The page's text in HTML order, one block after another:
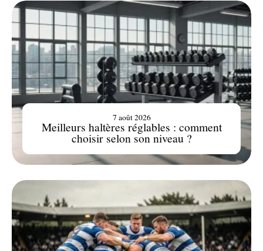
Meilleurs haltères réglables : comment
choisir selon son niveau ?
7 août 2026